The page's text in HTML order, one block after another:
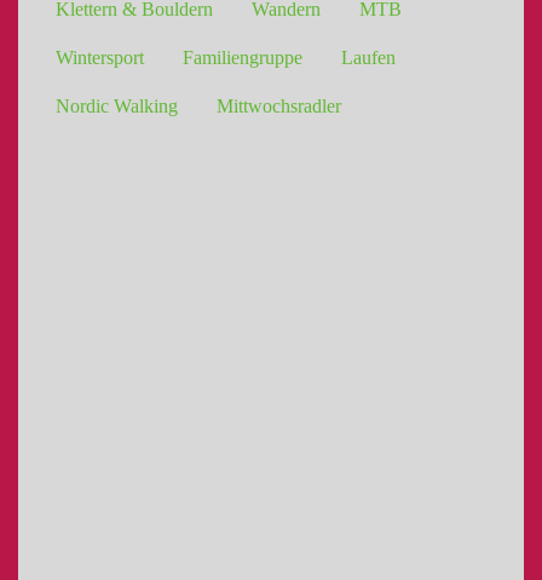
Klettern & Bouldern Wandern MTB
Wintersport Familiengruppe Laufen
Nordic Walking Mittwochsradler